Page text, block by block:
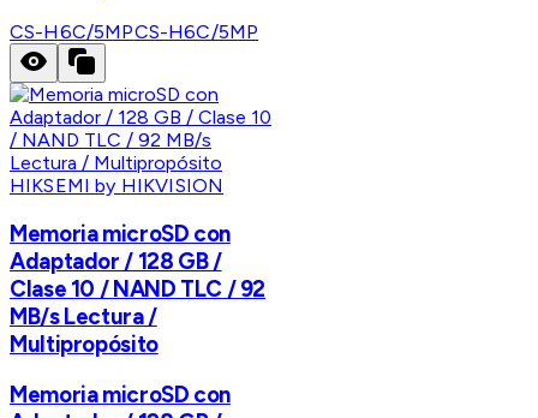
CS-H6C/5MPCS-H6C/5MP
HIKSEMI by HIKVISION
Memoria microSD con
Adaptador / 128 GB /
Clase 10 / NAND TLC / 92
MB/s Lectura /
Multipropósito
Memoria microSD con